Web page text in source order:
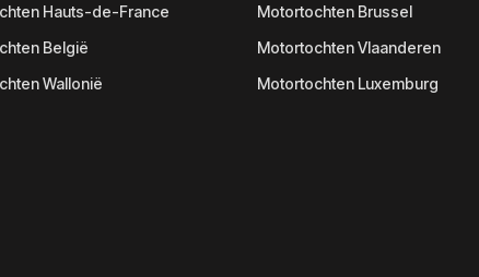
Hauts-de-France
België
Wallonië
Motortochten Brussel
Motortochten Vlaanderen
Motortochten Luxemburg